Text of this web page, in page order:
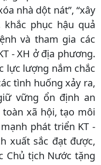
nhà dột nát”, “xây
khắc phục hậu quả
và tham gia các
- XH ở địa phương.
lực lượng nắm chắc
tình huống xảy ra,
vững ổn định an
xã hội, tạo môi
phát triển KT -
xuất sắc đạt được,
Chủ tịch Nước tặng